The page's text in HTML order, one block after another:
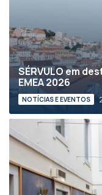
SÉRVULO em
EMEA 2026
NOTÍCIAS E EVENTOS